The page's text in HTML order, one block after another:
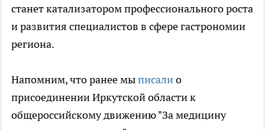
станет катализатором профессионального роста
и развития специалистов в сфере гастрономии
региона.
Напомним, что ранее мыписалио
присоединении Иркутской области к
общероссийскому движению "За медицину